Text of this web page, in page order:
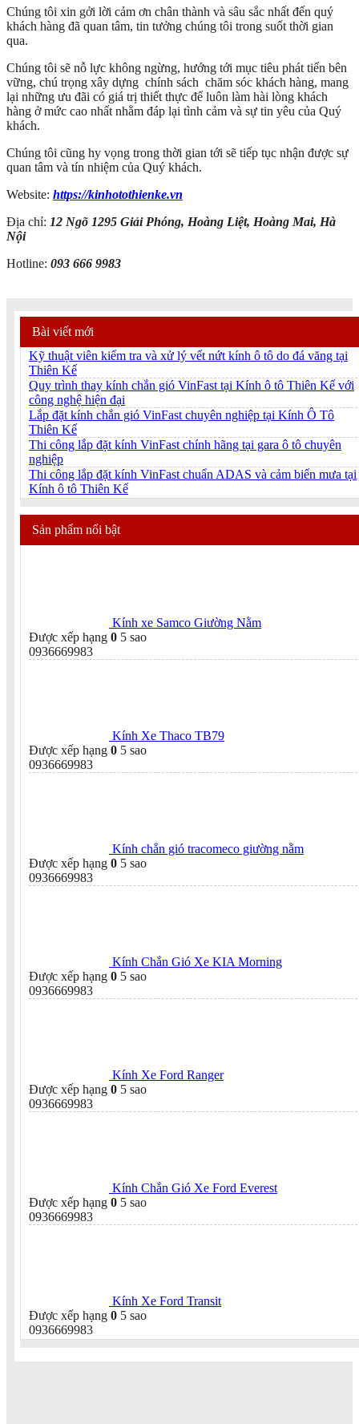
Chúng tôi xin gởi lời cảm ơn chân thành và sâu sắc nhất đến quý
khách hàng đã quan tâm, tin tưởng chúng tôi trong suốt thời gian
qua.
Chúng tôi sẽ nỗ lực không ngừng, hướng tới mục tiêu phát tiển bên
vững, chú trọng xây dựng chính sách chăm sóc khách hàng, mang
lại những ưu đãi có giá trị thiết thực để luôn làm hài lòng khách
hàng ở mức cao nhất nhằm đáp lại tình cảm và sự tin yêu của Quý
khách.
Chúng tôi cũng hy vọng trong thời gian tới sẽ tiếp tục nhận được sự
quan tâm và tín nhiệm của Quý khách.
Website: https://kinhotothienke.vn
Địa chỉ: 12 Ngõ 1295 Giải Phóng, Hoàng Liệt, Hoàng Mai, Hà
Nội
Hotline: 093 666 9983
Bài viết mới
Kỹ thuật viên kiểm tra và xử lý vết nứt kính ô tô do đá văng tại
Thiên Kế
Quy trình thay kính chắn gió VinFast tại Kính ô tô Thiên Kế với
công nghệ hiện đại
Lắp đặt kính chắn gió VinFast chuyên nghiệp tại Kính Ô Tô
Thiên Kế
Thi công lắp đặt kính VinFast chính hãng tại gara ô tô chuyên
nghiệp
Thi công lắp đặt kính VinFast chuẩn ADAS và cảm biến mưa tại
Kính ô tô Thiên Kế
Sản phẩm nổi bật
Kính xe Samco Giường Nằm
Được xếp hạng 0 5 sao
0936669983
Kính Xe Thaco TB79
Được xếp hạng 0 5 sao
0936669983
Kính chắn gió tracomeco giường nằm
Được xếp hạng 0 5 sao
0936669983
Kính Chắn Gió Xe KIA Morning
Được xếp hạng 0 5 sao
0936669983
Kính Xe Ford Ranger
Được xếp hạng 0 5 sao
0936669983
Kính Chắn Gió Xe Ford Everest
Được xếp hạng 0 5 sao
0936669983
Kính Xe Ford Transit
Được xếp hạng 0 5 sao
0936669983